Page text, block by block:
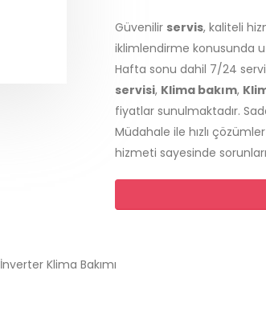
Güvenilir servis, kaliteli
iklimlendirme konusunda
Hafta sonu dahil 7/24
servisi, Klima bakım,
fiyatlar sunulmaktadır.
Müdahale ile hızlı
hizmeti sayesinde
İnverter Klima Bakımı